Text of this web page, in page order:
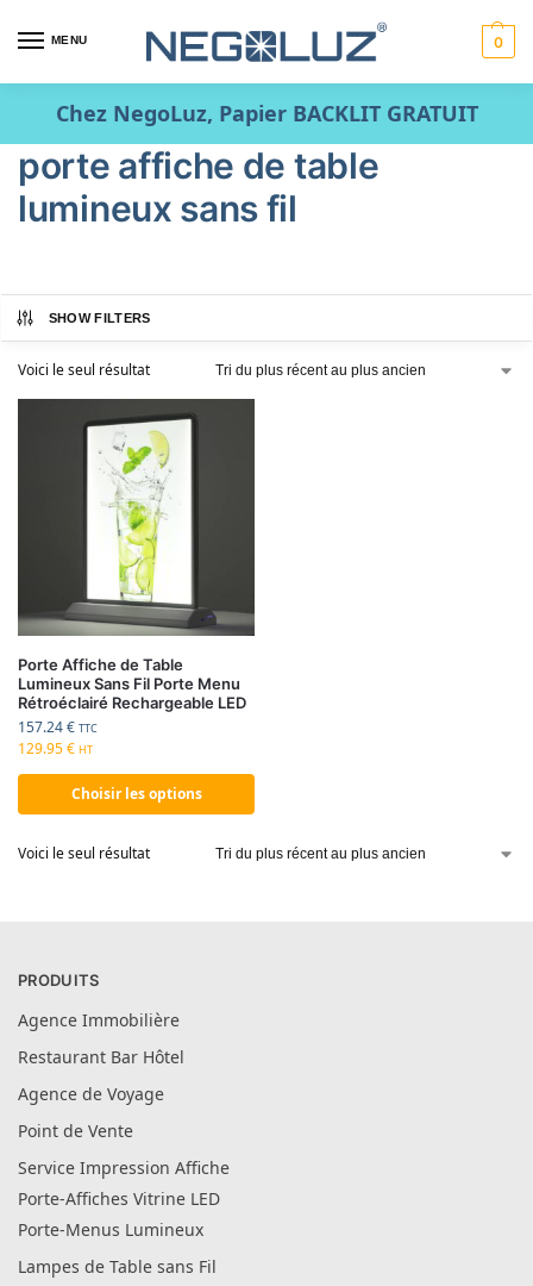
MENU 0
Chez NegoLuz, Papier BACKLIT GRATUIT
porte affiche de table
lumineux sans fil
SHOW FILTERS
Voici le seul résultat
Porte Affiche de Table
Lumineux Sans Fil Porte Menu
Rétroéclairé Rechargeable LED
157.24€ TTC
129.95€ HT
Choisir les options
Voici le seul résultat
PRODUITS
Agence Immobilière
Restaurant Bar Hôtel
Agence de Voyage
Point de Vente
Service Impression Affiche
Porte-Affiches Vitrine LED
Porte-Menus Lumineux
Lampes de Table sans Fil